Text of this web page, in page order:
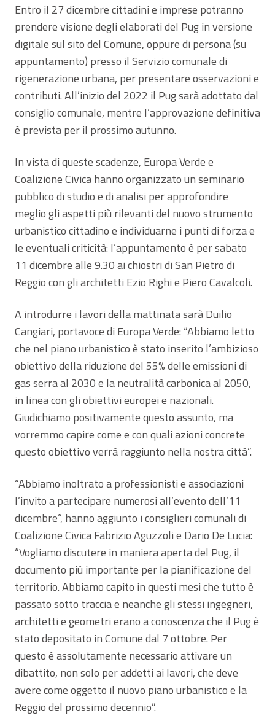
Entro il 27 dicembre cittadini e imprese potranno
prendere visione degli elaborati del Pug in versione
digitale sul sito del Comune, oppure di persona (su
appuntamento) presso il Servizio comunale di
rigenerazione urbana, per presentare osservazioni e
contributi. All’inizio del 2022 il Pug sarà adottato dal
consiglio comunale, mentre l’approvazione definitiva
è prevista per il prossimo autunno.
In vista di queste scadenze, Europa Verde e
Coalizione Civica hanno organizzato un seminario
pubblico di studio e di analisi per approfondire
meglio gli aspetti più rilevanti del nuovo strumento
urbanistico cittadino e individuarne i punti di forza e
le eventuali criticità: l’appuntamento è per sabato
11 dicembre alle 9.30 ai chiostri di San Pietro di
Reggio con gli architetti Ezio Righi e Piero Cavalcoli.
A introdurre i lavori della mattinata sarà Duilio
Cangiari, portavoce di Europa Verde: “Abbiamo letto
che nel piano urbanistico è stato inserito l’ambizioso
obiettivo della riduzione del 55% delle emissioni di
gas serra al 2030 e la neutralità carbonica al 2050,
in linea con gli obiettivi europei e nazionali.
Giudichiamo positivamente questo assunto, ma
vorremmo capire come e con quali azioni concrete
questo obiettivo verrà raggiunto nella nostra città”.
“Abbiamo inoltrato a professionisti e associazioni
l’invito a partecipare numerosi all’evento dell’11
dicembre”, hanno aggiunto i consiglieri comunali di
Coalizione Civica Fabrizio Aguzzoli e Dario De Lucia:
“Vogliamo discutere in maniera aperta del Pug, il
documento più importante per la pianificazione del
territorio. Abbiamo capito in questi mesi che tutto è
passato sotto traccia e neanche gli stessi ingegneri,
architetti e geometri erano a conoscenza che il Pug è
stato depositato in Comune dal 7 ottobre. Per
questo è assolutamente necessario attivare un
dibattito, non solo per addetti ai lavori, che deve
avere come oggetto il nuovo piano urbanistico e la
Reggio del prossimo decennio”.